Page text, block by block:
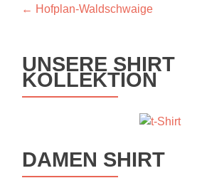
Beitragsnavigation
← Hofplan-Waldschwaige
UNSERE SHIRT
KOLLEKTION
DAMEN SHIRT